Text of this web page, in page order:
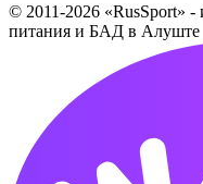
© 2011-2026 «RusSport» -
питания и БАД в Алуште